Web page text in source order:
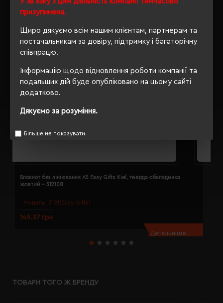
призупинена.
Щиро дякуємо всім нашим клієнтам, партнерам та
постачальникам за довіру, підтримку і багаторічну
співпрацю.
Інформацію щодо відновлення роботи компанії та
подальших дій буде опубліковано на цьому сайті
додатково.
Дякуємо за розуміння.
Більше не показувати.
Модель: 3121(Easy Gifts)
Блокнот без лініювання A5 Easy Gifts Kiel, тверда обкладинка
жовтий - 312108
145.37 грн
Детальніше...
ТОВАРИ ТОГО Ж БРЕНДУ